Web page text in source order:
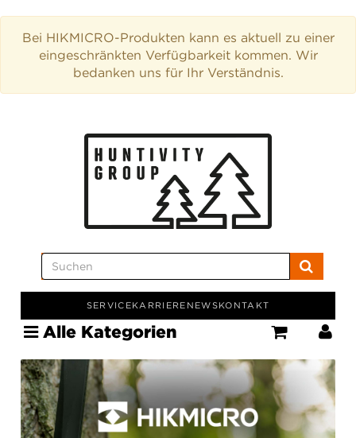
Bei HIKMICRO-Produkten kann es aktuell zu einer
eingeschränkten Verfügbarkeit kommen. Wir
bedanken uns für Ihr Verständnis.
SERVICEKARRIERE NEWSKONTAKT
Alle Kategorien